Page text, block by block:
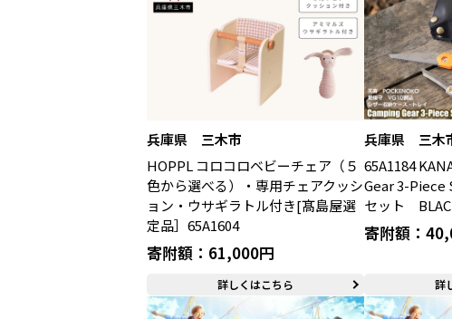
兵庫県 三木市
HOPPL コロコロベビーチェア（５
色から選べる）・専用チェアクッシ
ョン・ウサギラトル付き[髙島屋選
定品］65A1604
寄附額：61,000円
詳しくはこちら
兵庫県 三木
65A1184
Gear 3-Piece
セット
寄附額：
詳